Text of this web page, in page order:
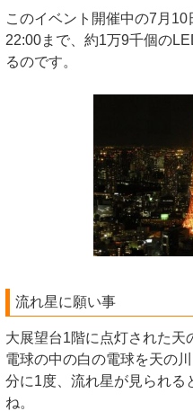
このイベント開催中の7月
22:00まで、約1万9千個の
るのです。
流れ星に願い事
大展望台1階に点灯された天
電球の中の白の電球を天の
分に1度、流れ星が見られる
ね。